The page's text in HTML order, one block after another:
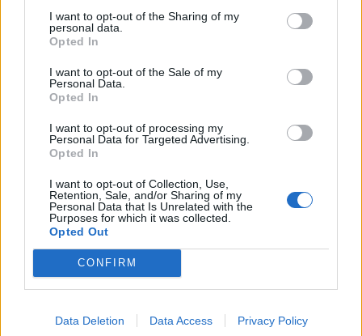
I want to opt-out of the Sharing of my
personal data.
Opted In
I want to opt-out of the Sale of my
Personal Data.
Opted In
I want to opt-out of processing my
Personal Data for Targeted Advertising.
Opted In
I want to opt-out of Collection, Use,
Retention, Sale, and/or Sharing of my
Personal Data that Is Unrelated with the
Purposes for which it was collected.
Opted Out
CONFIRM
Data Deletion Data Access Privacy Policy
TAIP PAT SKAITYKITE